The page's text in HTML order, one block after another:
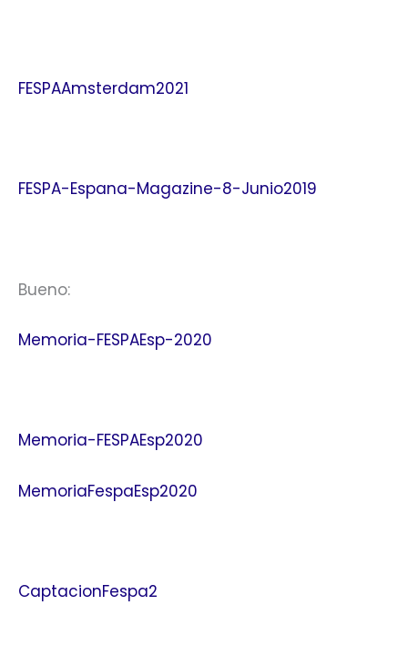
FESPAAmsterdam2021
FESPA-Espana-Magazine-8-Junio2019
Bueno:
Memoria-FESPAEsp-2020
Memoria-FESPAEsp2020
MemoriaFespaEsp2020
CaptacionFespa2